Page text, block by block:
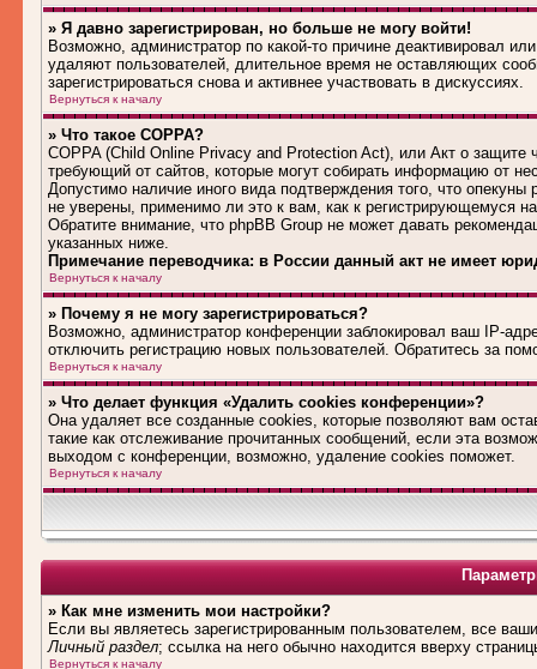
» Я давно зарегистрирован, но больше не могу войти!
Возможно, администратор по какой-то причине деактивировал
удаляют пользователей, длительное время не оставляющих
зарегистрироваться снова и активнее участвовать в дискуссиях.
Вернуться к началу
» Что такое COPPA?
COPPA (Child Online Privacy and Protection Act), или Акт о защите
требующий от сайтов, которые могут собирать информацию от
Допустимо наличие иного вида подтверждения того, что
не уверены, применимо ли это к вам, как к регистрирующемуся
Обратите внимание, что phpBB Group не может давать
указанных ниже.
Примечание переводчика: в России данный акт не имеет
Вернуться к началу
» Почему я не могу зарегистрироваться?
Возможно, администратор конференции заблокировал ваш IP-
отключить регистрацию новых пользователей. Обратитесь за
Вернуться к началу
» Что делает функция «Удалить cookies конференции»?
Она удаляет все созданные cookies, которые позволяют вам
такие как отслеживание прочитанных сообщений, если эта
выходом с конференции, возможно, удаление cookies поможет.
Вернуться к началу
» Как мне изменить мои настройки?
Если вы являетесь зарегистрированным пользователем, все
Личный раздел; ссылка на него обычно находится вверху
Вернуться к началу